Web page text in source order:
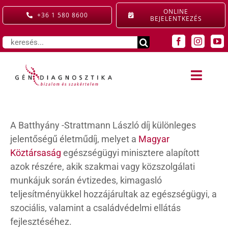
Kihagyás
+36 1 580 8600
ONLINE
BEJELENTKEZÉS
Keresés...
Toggle
KIEMELT ELLÁTÁS
GYERMEKRENDELŐ
ÁRAINK
RÓLUNK
A Batthyány -Strattmann László díj különleges
jelentőségű életműdíj, melyet a Magyar
Köztársaság egészségügyi minisztere alapított
azok részére, akik szakmai vagy közszolgálati
munkájuk során évtizedes, kimagasló
teljesítményükkel hozzájárultak az egészségügyi, a
szociális, valamint a családvédelmi ellátás
fejlesztéséhez.